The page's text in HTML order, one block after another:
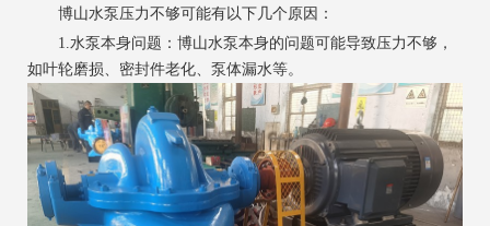
博山水泵压力不够可能有以下几个原因：
1.水泵本身问题：博山水泵本身的问题可能导致压力不够，
如叶轮磨损、密封件老化、泵体漏水等。